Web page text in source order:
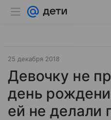
25 декабря 2018
Девочку не
день
ей не делали